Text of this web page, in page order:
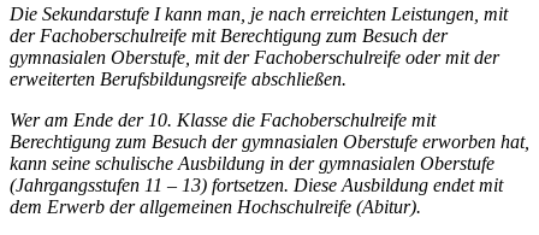
Die Sekundarstufe I kann man, je nach erreichten Leistungen, mit
der Fachoberschulreife mit Berechtigung zum Besuch der
gymnasialen Oberstufe, mit der Fachoberschulreife oder mit der
erweiterten Berufsbildungsreife abschließen.
Wer am Ende der 10. Klasse die Fachoberschulreife mit
Berechtigung zum Besuch der gymnasialen Oberstufe erworben hat,
kann seine schulische Ausbildung in der gymnasialen Oberstufe
(Jahrgangsstufen 11 – 13) fortsetzen. Diese Ausbildung endet mit
dem Erwerb der allgemeinen Hochschulreife (Abitur).